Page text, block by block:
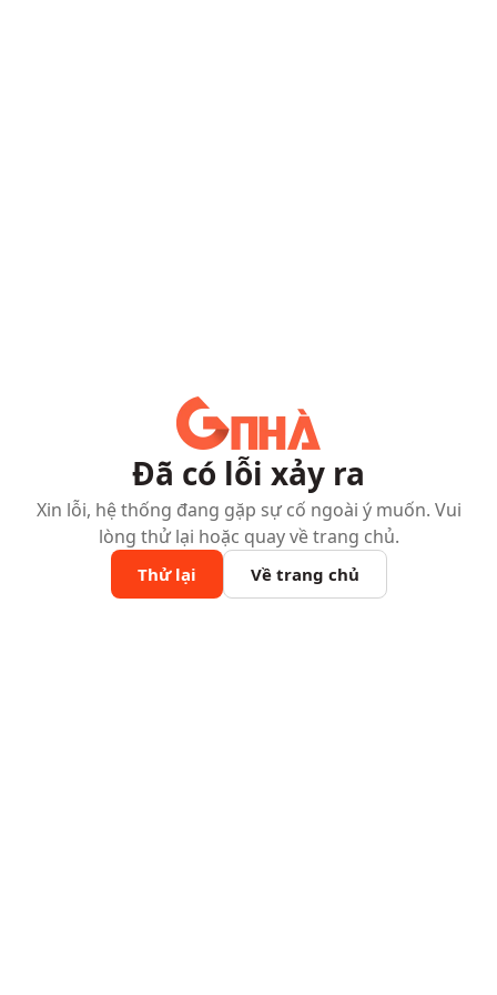
Đã có lỗi xảy ra
Xin lỗi, hệ thống đang gặp sự cố ngoài ý muốn. Vui
lòng thử lại hoặc quay về trang chủ.
Thử lại Về trang chủ